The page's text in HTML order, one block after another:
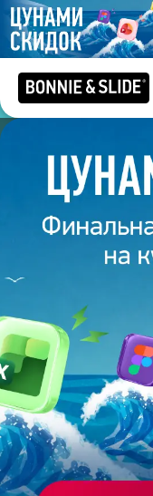
/Курсы /
Научитесь